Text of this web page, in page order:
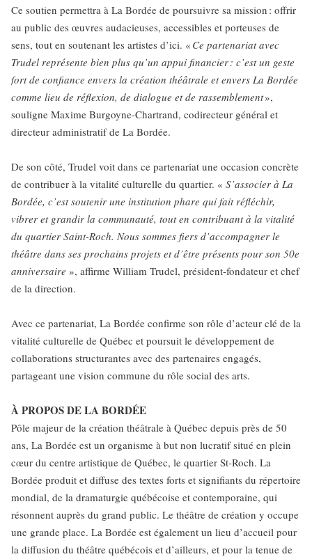
Ce soutien permettra à La Bordée de poursuivre sa mission : offrir
au public des œuvres audacieuses, accessibles et porteuses de
sens, tout en soutenant les artistes d’ici. « Ce partenariat avec
Trudel représente bien plus qu’un appui financier : c’est un geste
fort de confiance envers la création théâtrale et envers La Bordée
comme lieu de réflexion, de dialogue et de rassemblement»,
souligne Maxime Burgoyne-Chartrand, codirecteur général et
directeur administratif de La Bordée.
De son côté, Trudel voit dans ce partenariat une occasion concrète
de contribuer à la vitalité culturelle du quartier. « S’associer à La
Bordée, c’est soutenir une institution phare qui fait réfléchir,
vibrer et grandir la communauté, tout en contribuant à la vitalité
du quartier Saint-Roch. Nous sommes fiers d’accompagner le
théâtre dans ses prochains projets et d’être présents pour son 50e
anniversaire », affirme William Trudel, président-fondateur et chef
de la direction.
Avec ce partenariat, La Bordée confirme son rôle d’acteur clé de la
vitalité culturelle de Québec et poursuit le développement de
collaborations structurantes avec des partenaires engagés,
partageant une vision commune du rôle social des arts.
À PROPOS DE LA BORDÉE
Pôle majeur de la création théâtrale à Québec depuis près de 50
ans, La Bordée est un organisme à but non lucratif situé en plein
cœur du centre artistique de Québec, le quartier St-Roch. La
Bordée produit et diffuse des textes forts et signifiants du répertoire
mondial, de la dramaturgie québécoise et contemporaine, qui
résonnent auprès du grand public. Le théâtre de création y occupe
une grande place. La Bordée est également un lieu d’accueil pour
la diffusion du théâtre québécois et d’ailleurs, et pour la tenue de